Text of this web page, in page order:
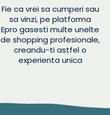
Fie ca vrei sa cumperi sau
sa vinzi, pe platforma
Epro gasesti multe unelte
de shopping profesionale,
creandu-ti astfel o
experienta unica